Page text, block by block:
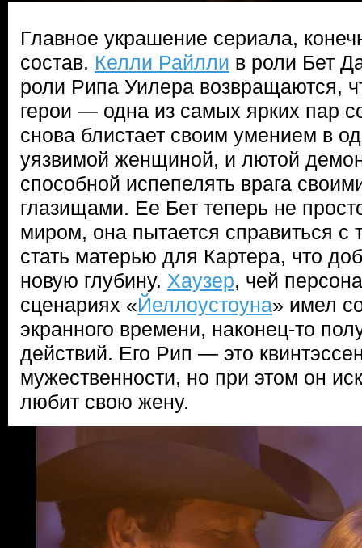
Главное украшение сериала,
состав. Келли Райлли в роли Бет
роли Рипа Уилера возвращаются,
герои — одна из самых ярких пар
снова блистает своим умением в
уязвимой женщиной, и лютой
способной испепелять врага
глазищами. Ее Бет теперь не
миром, она пытается справиться с
стать матерью для Картера, что
новую глубину. Хаузер, чей
сценариях «Йеллоустоуна» имел
экранного времени, наконец-то
действий. Его Рип — это
мужественности, но при этом он
любит свою жену.